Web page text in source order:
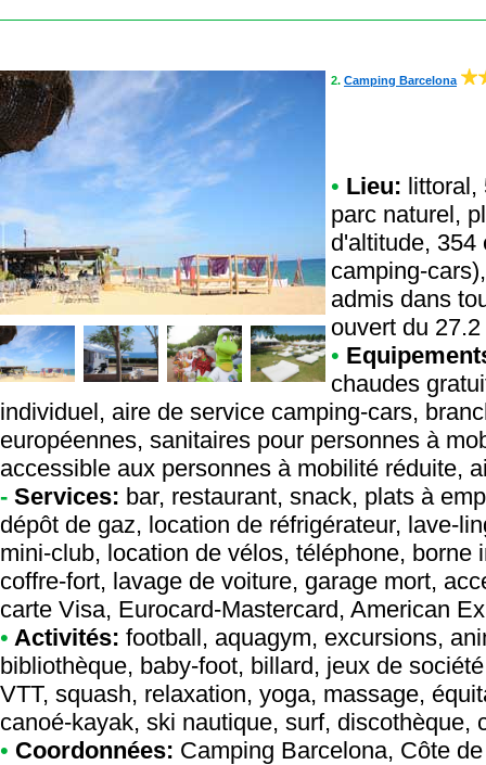
2. Camping Barcelona
• Lieu: littoral,
parc naturel,
d'altitude, 354
camping-
admis dans
ouvert du 27.2
•
chaudes
individuel, aire de service camping-cars,
européennes, sanitaires pour personnes à
accessible aux personnes à mobilité réduite,
- Services: bar, restaurant, snack, plats à
dépôt de gaz, location de réfrigérateur, lave-
mini-club, location de vélos, téléphone, borne
coffre-fort, lavage de voiture, garage mort,
carte Visa, Eurocard-Mastercard, American
• Activités: football, aquagym, excursions,
bibliothèque, baby-foot, billard, jeux de
VTT, squash, relaxation, yoga, massage,
canoé-kayak, ski nautique, surf, discothèque,
• Coordonnées: Camping Barcelona, Côte